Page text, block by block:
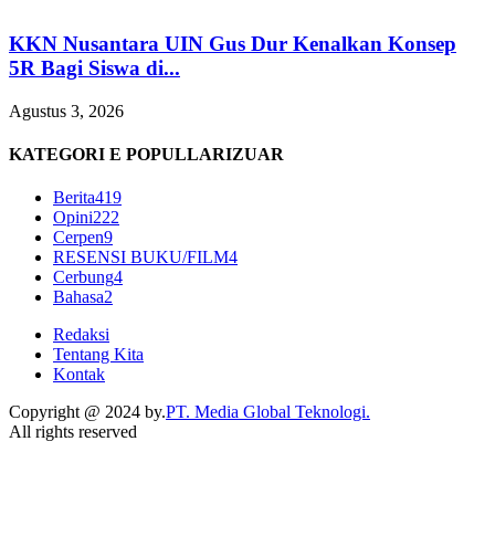
KKN Nusantara UIN Gus Dur Kenalkan Konsep
5R Bagi Siswa di...
Agustus 3, 2026
KATEGORI E POPULLARIZUAR
Berita419
Opini222
Cerpen9
RESENSI BUKU/FILM4
Cerbung4
Bahasa2
Redaksi
Tentang Kita
Kontak
Copyright @ 2024 by.PT. Media Global Teknologi.
All rights reserved